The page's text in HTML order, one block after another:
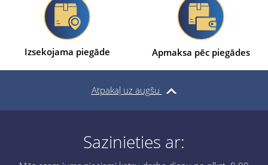
Izsekojama piegāde Apmaksa pēc piegādes
Atpakaļ uz augšu
Sazinieties ar: